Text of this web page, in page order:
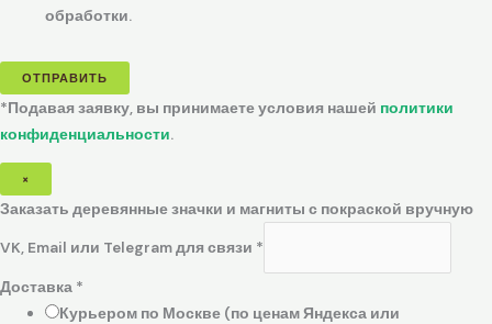
обработки.
ОТПРАВИТЬ
*Подавая заявку, вы принимаете условия нашей политики
конфиденциальности.
×
Заказать деревянные значки и магниты с покраской вручную
VK, Email или Telegram для связи *
Доставка *
Курьером по Москве (по ценам Яндекса или